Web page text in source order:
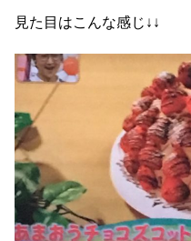
見た目はこんな感じ↓↓